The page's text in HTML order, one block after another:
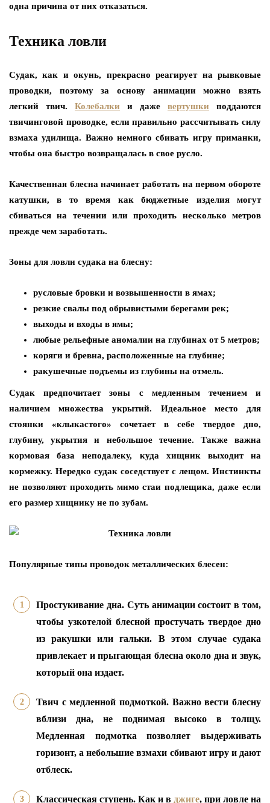
одна причина от них отказаться.
Техника ловли
Судак, как и окунь, прекрасно реагирует на рывковые
проводки, поэтому за основу анимации можно взять
легкий твич. Колебалки и даже вертушки поддаются
твичинговой проводке, если правильно рассчитывать силу
взмаха удилища. Важно немного сбивать игру приманки,
чтобы она быстро возвращалась в свое русло.
Качественная блесна начинает работать на первом обороте
катушки, в то время как бюджетные изделия могут
сбиваться на течении или проходить несколько метров
прежде чем заработать.
Зоны для ловли судака на блесну:
русловые бровки и возвышенности в ямах;
резкие свалы под обрывистыми берегами рек;
выходы и входы в ямы;
любые рельефные аномалии на глубинах от 5 метров;
коряги и бревна, расположенные на глубине;
ракушечные подъемы из глубины на отмель.
Судак предпочитает зоны с медленным течением и
наличием множества укрытий. Идеальное место для
стоянки «клыкастого» сочетает в себе твердое дно,
глубину, укрытия и небольшое течение. Также важна
кормовая база неподалеку, куда хищник выходит на
кормежку. Нередко судак соседствует с лещом. Инстинкты
не позволяют проходить мимо стаи подлещика, даже если
его размер хищнику не по зубам.
Популярные типы проводок металлических блесен:
Простукивание дна. Суть анимации состоит в том,
чтобы узкотелой блесной простучать твердое дно
из ракушки или гальки. В этом случае судака
привлекает и прыгающая блесна около дна и звук,
который она издает.
Твич с медленной подмоткой. Важно вести блесну
вблизи дна, не поднимая высоко в толщу.
Медленная подмотка позволяет выдерживать
горизонт, а небольшие взмахи сбивают игру и дают
отблеск.
Классическая ступень. Как и в джиге, при ловле на